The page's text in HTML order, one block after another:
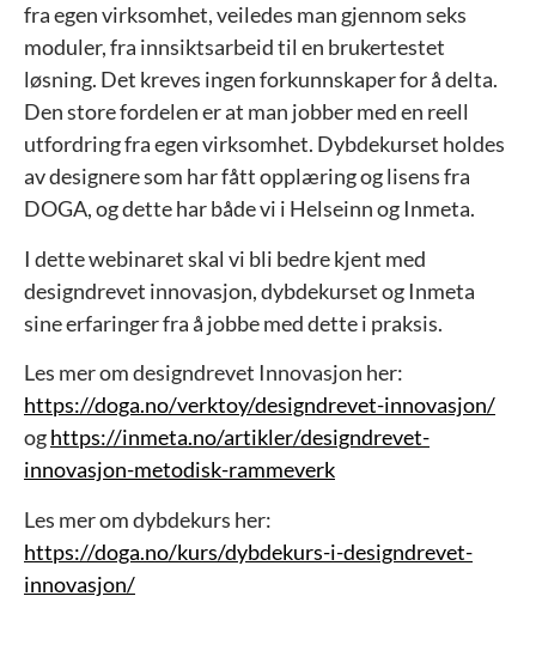
fra egen virksomhet, veiledes man gjennom seks
moduler, fra innsiktsarbeid til en brukertestet
løsning. Det kreves ingen forkunnskaper for å delta.
Den store fordelen er at man jobber med en reell
utfordring fra egen virksomhet. Dybdekurset holdes
av designere som har fått opplæring og lisens fra
DOGA, og dette har både vi i Helseinn og Inmeta.
I dette webinaret skal vi bli bedre kjent med
designdrevet innovasjon, dybdekurset og Inmeta
sine erfaringer fra å jobbe med dette i praksis.
Les mer om designdrevet Innovasjon her:
https://doga.no/verktoy/designdrevet-innovasjon/
oghttps://inmeta.no/artikler/designdrevet-
innovasjon-metodisk-rammeverk
Les mer om dybdekurs her:
https://doga.no/kurs/dybdekurs-i-designdrevet-
innovasjon/